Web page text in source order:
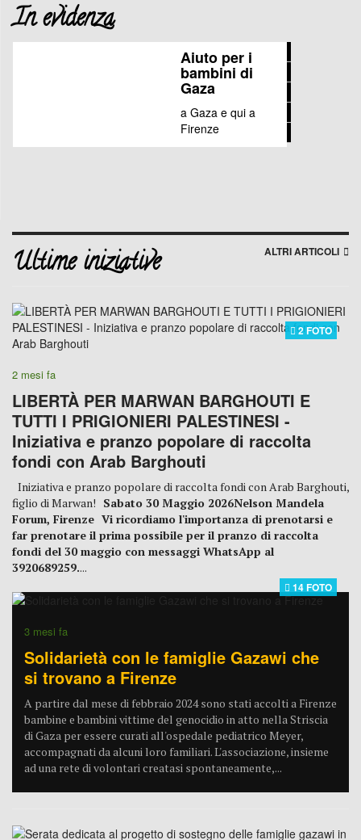
In evidenza
per
l'Associazione
Aiuto per i
bambini di
Gaza
a Gaza e qui a
Firenze
Ultime iniziative ALTRI ARTICOLI
2 FOTO
2 mesi fa
LIBERTÀ PER MARWAN BARGHOUTI E
TUTTI I PRIGIONIERI PALESTINESI -
Iniziativa e pranzo popolare di raccolta
fondi con Arab Barghouti
Iniziativa e pranzo popolare di raccolta fondi con Arab Barghouti,
figlio di Marwan! Sabato 30 Maggio 2026Nelson Mandela
Forum, Firenze Vi ricordiamo l'importanza di prenotarsi e
far prenotare il prima possibile per il pranzo di raccolta
fondi del 30 maggio con messaggi WhatsApp al
3920689259....
14 FOTO
3 mesi fa
Solidarietà con le famiglie Gazawi che
si trovano a Firenze
A partire dal mese di febbraio 2024 sono stati accolti a Firenze
bambine e bambini vittime del genocidio in atto nella Striscia
di Gaza per essere curati all'ospedale pediatrico Meyer,
accompagnati da alcuni loro familiari. L'associazione, insieme
ad una rete di volontari creatasi spontaneamente,...